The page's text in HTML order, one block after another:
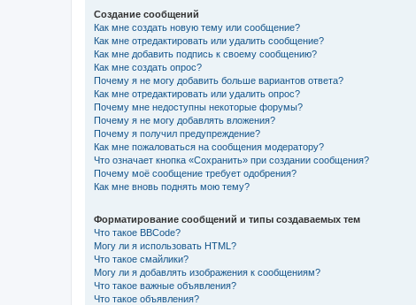
Создание сообщений
Как мне создать новую тему или сообщение?
Как мне отредактировать или удалить сообщение?
Как мне добавить подпись к своему сообщению?
Как мне создать опрос?
Почему я не могу добавить больше вариантов ответа?
Как мне отредактировать или удалить опрос?
Почему мне недоступны некоторые форумы?
Почему я не могу добавлять вложения?
Почему я получил предупреждение?
Как мне пожаловаться на сообщения модератору?
Что означает кнопка «Сохранить» при создании сообщения?
Почему моё сообщение требует одобрения?
Как мне вновь поднять мою тему?
Форматирование сообщений и типы создаваемых тем
Что такое BBCode?
Могу ли я использовать HTML?
Что такое смайлики?
Могу ли я добавлять изображения к сообщениям?
Что такое важные объявления?
Что такое объявления?